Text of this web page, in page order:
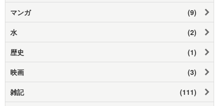
マンガ (9)
水 (2)
歴史 (1)
映画 (3)
雑記 (111)